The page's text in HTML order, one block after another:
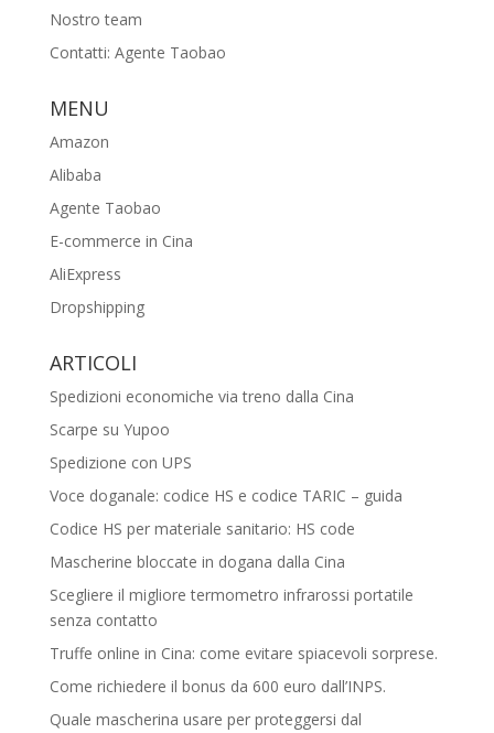
Nostro team
Contatti: Agente Taobao
MENU
Amazon
Alibaba
Agente Taobao
E-commerce in Cina
AliExpress
Dropshipping
ARTICOLI
Spedizioni economiche via treno dalla Cina
Scarpe su Yupoo
Spedizione con UPS
Voce doganale: codice HS e codice TARIC – guida
Codice HS per materiale sanitario: HS code
Mascherine bloccate in dogana dalla Cina
Scegliere il migliore termometro infrarossi portatile
senza contatto
Truffe online in Cina: come evitare spiacevoli sorprese.
Come richiedere il bonus da 600 euro dall’INPS.
Quale mascherina usare per proteggersi dal